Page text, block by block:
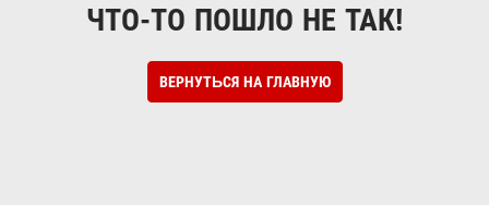
ЧТО-ТО ПОШЛО НЕ ТАК!
ВЕРНУТЬСЯ НА ГЛАВНУЮ